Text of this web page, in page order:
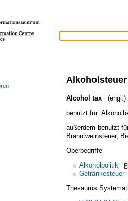
Alkoholsteuer
Alcohol tax
(engl.)
benutzt für:
außerdem benutzt
Branntweinsteuer,
Oberbegriffe
Alkoholpolitik
Getränkesteuer
Thesaurus